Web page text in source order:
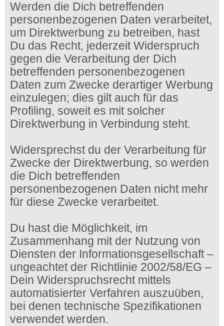
Werden die Dich betreffenden
personenbezogenen Daten verarbeitet,
um Direktwerbung zu betreiben, hast
Du das Recht, jederzeit Widerspruch
gegen die Verarbeitung der Dich
betreffenden personenbezogenen
Daten zum Zwecke derartiger Werbung
einzulegen; dies gilt auch für das
Profiling, soweit es mit solcher
Direktwerbung in Verbindung steht.
Widersprechst du der Verarbeitung für
Zwecke der Direktwerbung, so werden
die Dich betreffenden
personenbezogenen Daten nicht mehr
für diese Zwecke verarbeitet.
Du hast die Möglichkeit, im
Zusammenhang mit der Nutzung von
Diensten der Informationsgesellschaft –
ungeachtet der Richtlinie 2002/58/EG –
Dein Widerspruchsrecht mittels
automatisierter Verfahren auszuüben,
bei denen technische Spezifikationen
verwendet werden.